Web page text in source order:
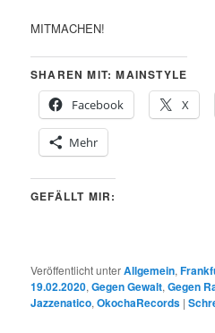
MITMACHEN!
SHAREN MIT: MAINSTYLE
Facebook
X
Mehr
GEFÄLLT MIR:
Veröffentlicht unterAllgemein,
19.02.2020,Gegen Gewalt,Gegen
Jazzenatico,OkochaRecords |